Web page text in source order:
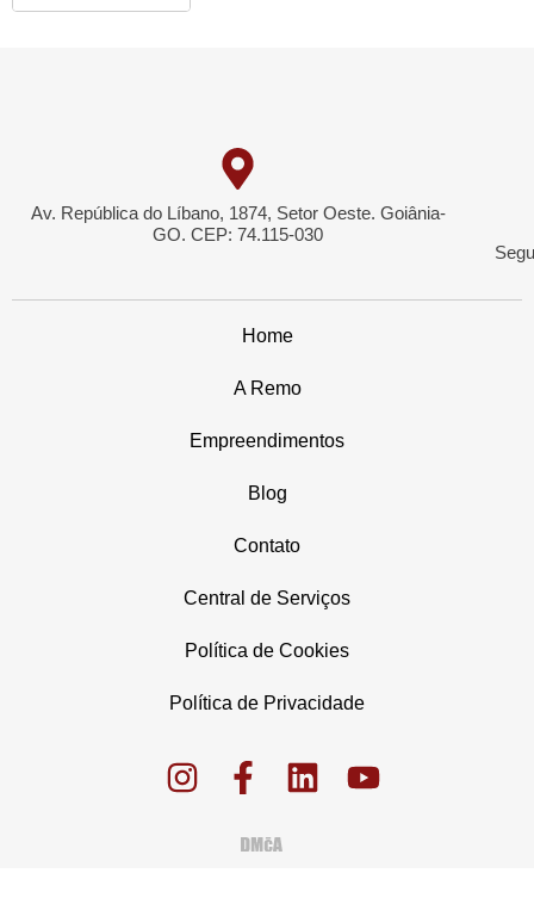
Av. República do Líbano, 1874, Setor Oeste. Goiânia-
GO. CEP: 74.115-030
Home
A Remo
Empreendimentos
Blog
Contato
Central de Serviços
Política de Cookies
Política de Privacidade